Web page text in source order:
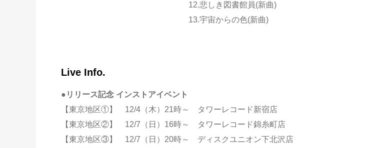
12.悲しき図書館員(新曲)
13.宇宙からの色(新曲)
Live Info.
●リリース記念 インストアイベント
【東京地区①】 12/4（木）21時～ タワーレコード新宿店
【東京地区②】 12/7（日）16時～ タワーレコード錦糸町店
【東京地区③】 12/7（日）20時～ ディスクユニオン下北沢店